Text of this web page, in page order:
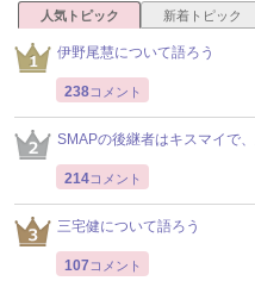
人気トピック 新着トピック
伊野尾慧について語ろう
238コメント
SMAPの後継者はキスマイで
214コメント
三宅健について語ろう
107 コメント